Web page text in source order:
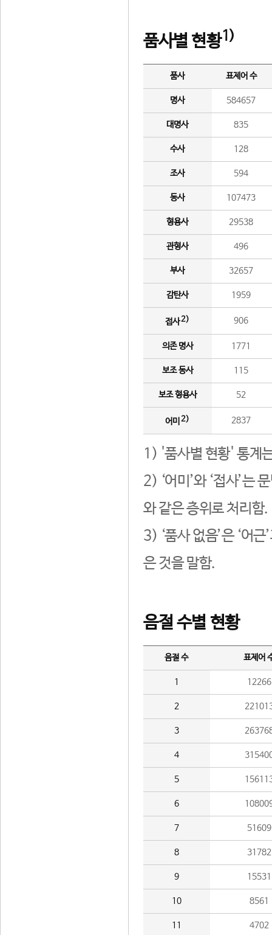
품사별 현황1)
품사 표제어 수
명사 584657
대명사 835
수사 128
조사 594
동사 107473
형용사 29538
관형사 496
부사 32657
감탄사 1959
접사2) 906
의존 명사 1771
보조 동사 115
보조 형용사 52
어미 2) 2837
1) '품사별 현황' 통계
2) ‘어미’와 ‘접사’는
와 같은 층위로 처리함.
3) ‘품사 없음’은 ‘어
은 것을 말함.
음절 수별 현황
음절 수 표제어
1 12266
2
3
4
5
6
7 51609
8 31782
9 15531
10 8561
11 4702